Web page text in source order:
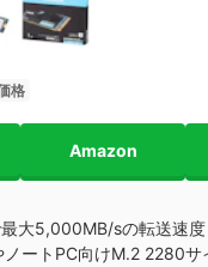
格
Amazon
大5,000MB/sの転送速度
ートPC向けM.2 2280サ